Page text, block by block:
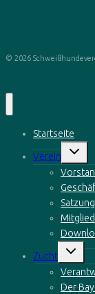
© 2026
Startseite
Verein
Satzung
Zucht
Der